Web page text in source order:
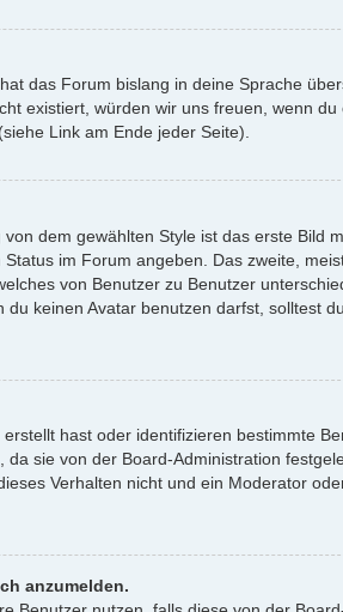
das Forum bislang in deine Sprache
existiert, würden wir uns freuen, wenn du
Link am Ende jeder Seite).
dem gewählten Style ist das erste Bild
im Forum angeben. Das zweite,
von Benutzer zu Benutzer
keinen Avatar benutzen darfst, solltest
hast oder identifizieren bestimmte
sie von der Board-Administration
Verhalten nicht und ein Moderator
anzumelden.